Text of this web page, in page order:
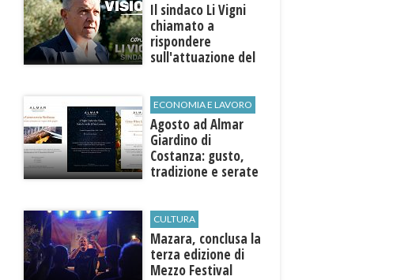
Il sindaco Li Vigni
chiamato a
rispondere
sull'attuazione del
ECONOMIA E LAVORO
Agosto ad Almar
Giardino di
Costanza: gusto,
tradizione e serate
esterni
CULTURA
​Mazara, conclusa la
terza edizione di
Mezzo Festival